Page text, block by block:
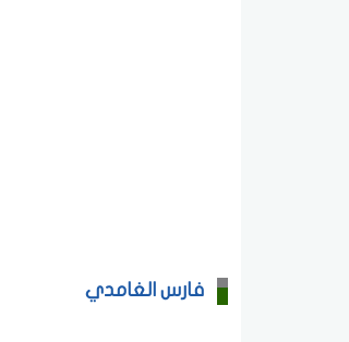
فارس الغامدي